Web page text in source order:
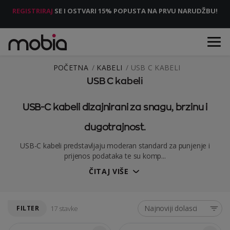
REGISTRIRAJ SE I OSTVARI 15% POPUSTA NA PRVU NARUDŽBU!
POČETNA KABELI USB C KABELI
USB C kabeli
USB-C kabeli dizajnirani za snagu, brzinu i
dugotrajnost.
USB-C kabeli predstavljaju moderan standard za punjenje i
prijenos podataka te su komp...
ČITAJ VIŠE
FILTER 17 stavke Najnoviji dolasci